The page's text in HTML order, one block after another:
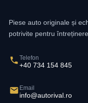
Piese auto originale și
potrivite pentru
Telefon
+40 734 154 845
Email
info@autorival.ro